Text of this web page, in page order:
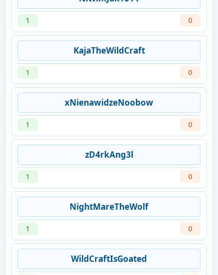
1 0
KajaTheWildCraft
1 0
xNienawidzeNoobow
1 0
zD4rkAng3l
1 0
NightMareTheWolf
1 0
WildCraftIsGoated